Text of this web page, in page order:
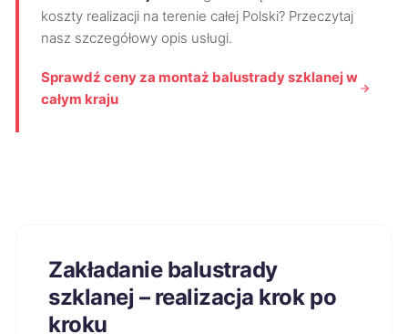
koszty realizacji na terenie całej Polski? Przeczytaj
nasz szczegółowy opis usługi.
Sprawdź ceny za montaż balustrady szklanej w
całym kraju
Zakładanie balustrady
szklanej – realizacja krok po
kroku